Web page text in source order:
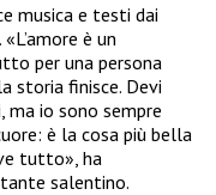
musica e testi dai
è un
per una persona
storia finisce. Devi
io sono sempre
è la cosa più bella
tutto», ha
salentino.